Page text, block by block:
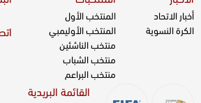
أخبار الاتحاد
الكرة النسوية
المنتخب الأول
المنتخب الأوليمبي
منتخب الناشئين
منتخب الشباب
منتخب البراعم
القائمة البريدية